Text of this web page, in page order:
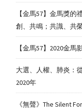
【金馬57】金馬獎
創、共鳴；共識、共
【金馬57】2020金
大選、人權、肺炎：
2020年
《無聲》The Silent